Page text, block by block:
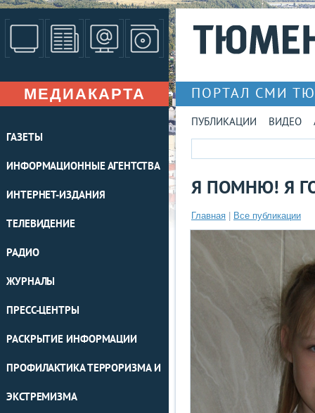
МЕДИАКАРТА
ГАЗЕТЫ
ИНФОРМАЦИОННЫЕ АГЕНТСТВА
ИНТЕРНЕТ-ИЗДАНИЯ
ТЕЛЕВИДЕНИЕ
РАДИО
ЖУРНАЛЫ
ПРЕСС-ЦЕНТРЫ
РАСКРЫТИЕ ИНФОРМАЦИИ
ПРОФИЛАКТИКА ТЕРРОРИЗМА И
ЭКСТРЕМИЗМА
ПОРТАЛ СМИ
ПУБЛИКАЦИИ ВИДЕО
Я ПОМНЮ! Я
Главная Все публикации